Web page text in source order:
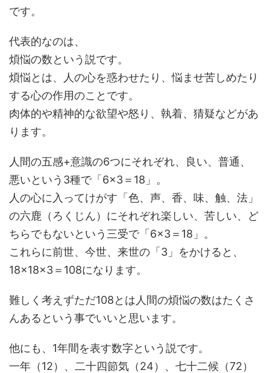
です。
代表的なのは、
煩悩の数という説です。
煩悩とは、人の心を惑わせたり、悩ませ苦しめたり
する心の作用のことです。
肉体的や精神的な欲望や怒り、執着、猜疑などがあ
ります。
人間の五感+意識の6つにそれぞれ、良い、普通、
悪いという3種で「6×3＝18」。
人の心に入ってけがす「色、声、香、味、触、法」
の六鹿（ろくじん）にそれぞれ楽しい、苦しい、ど
ちらでもないという三受で「6×3＝18」。
これらに前世、今世、来世の「3」をかけると、
18×18×3＝108になります。
難しく考えずただ108とは人間の煩悩の数はたくさ
んあるという事でいいと思います。
他にも、1年間を表す数字という説です。
一年（12）、二十四節気（24）、七十二候（72）